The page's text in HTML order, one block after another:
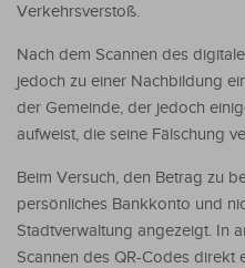
Verkehrsverstoß.
Nach dem Scannen des
jedoch zu einer Nachbildung
der Gemeinde, der jedoch
aufweist, die seine Fälschung
Beim Versuch, den Betrag zu
persönliches Bankkonto und
Stadtverwaltung angezeigt. In
Scannen des QR-Codes direkt